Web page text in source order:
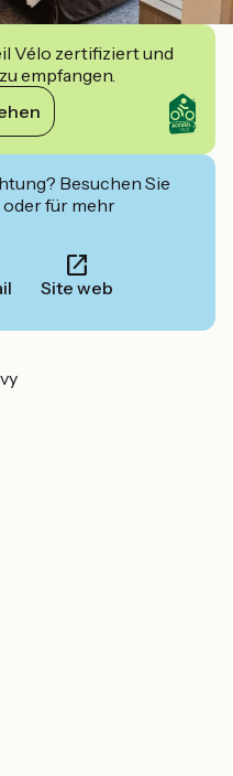
Vélo zertifiziert und
empfangen.
Besuchen Sie
oder für mehr
Site web